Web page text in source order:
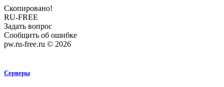
Скопировано!
RU-FREE
Задать вопрос
Сообщить об ошибке
pw.ru-free.ru © 2026
Серверы